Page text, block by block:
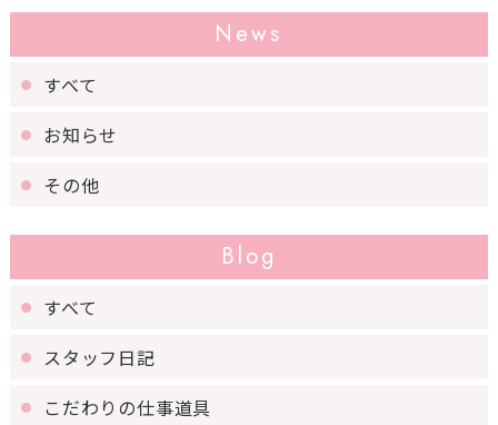
News
すべて
お知らせ
その他
Blog
すべて
スタッフ日記
こだわりの仕事道具